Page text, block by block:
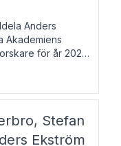
Anders
Akademiens
för år 2026.
per mottagare.
Stefan
Ekström